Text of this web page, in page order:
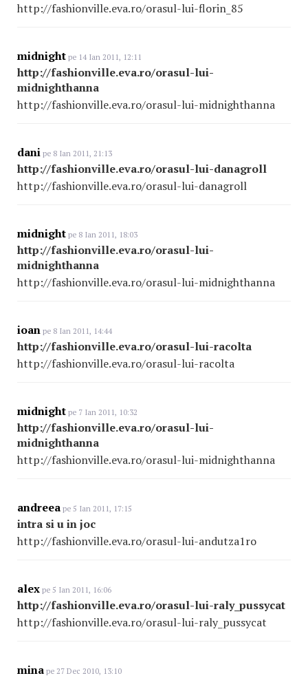
http://fashionville.eva.ro/orasul-lui-florin_85
midnight pe 14 Ian 2011, 12:11
http://fashionville.eva.ro/orasul-lui-
midnighthanna
http://fashionville.eva.ro/orasul-lui-midnighthanna
dani pe 8 Ian 2011, 21:13
http://fashionville.eva.ro/orasul-lui-danagroll
http://fashionville.eva.ro/orasul-lui-danagroll
midnight pe 8 Ian 2011, 18:03
http://fashionville.eva.ro/orasul-lui-
midnighthanna
http://fashionville.eva.ro/orasul-lui-midnighthanna
ioan pe 8 Ian 2011, 14:44
http://fashionville.eva.ro/orasul-lui-racolta
http://fashionville.eva.ro/orasul-lui-racolta
midnight pe 7 Ian 2011, 10:32
http://fashionville.eva.ro/orasul-lui-
midnighthanna
http://fashionville.eva.ro/orasul-lui-midnighthanna
andreea pe 5 Ian 2011, 17:15
intra si u in joc
http://fashionville.eva.ro/orasul-lui-andutza1ro
alex pe 5 Ian 2011, 16:06
http://fashionville.eva.ro/orasul-lui-raly_pussycat
http://fashionville.eva.ro/orasul-lui-raly_pussycat
mina pe 27 Dec 2010, 13:10